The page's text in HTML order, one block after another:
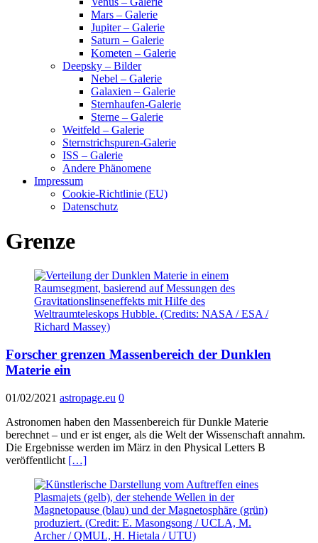
Mars – Galerie
Jupiter – Galerie
Saturn – Galerie
Kometen – Galerie
Deepsky – Bilder
Nebel – Galerie
Galaxien – Galerie
Sternhaufen-Galerie
Sterne – Galerie
Weitfeld – Galerie
Sternstrichspuren-Galerie
ISS – Galerie
Andere Phänomene
Impressum
Cookie-Richtlinie (EU)
Datenschutz
Grenze
Forscher grenzen Massenbereich der Dunklen
Materie ein
01/02/2021 astropage.eu 0
Astronomen haben den Massenbereich für Dunkle Materie
berechnet – und er ist enger, als die Welt der Wissenschaft annahm.
Die Ergebnisse werden im März in den Physical Letters B
veröffentlicht […]